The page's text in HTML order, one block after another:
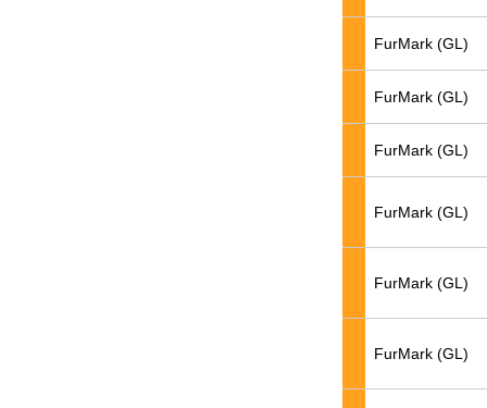
FurMark (GL)
FurMark (GL)
FurMark (GL)
FurMark (GL)
FurMark (GL)
FurMark (GL)